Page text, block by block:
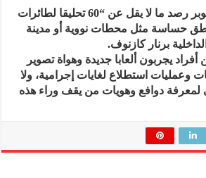
ومنذ الخامس من أكتوبر رصد ما لا يقل عن “60 تحليقا لطائرات
حساسة مثل محطات نووية أو مدينة
برنار كازنوف.
يجربون ألعابا جديدة وهواة تصوير
وعمليات استطلاع لغايات إجرامية، ولا
دوافع وهويات من يقف وراء هذه